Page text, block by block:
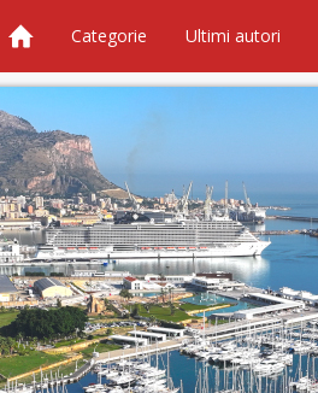
Categorie Ultimi autori